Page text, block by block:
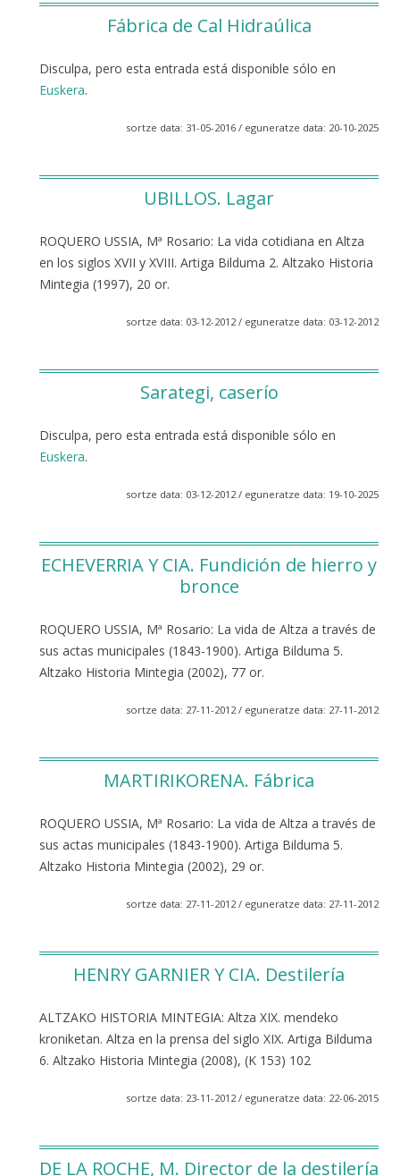
Fábrica de Cal Hidraúlica
Disculpa, pero esta entrada está disponible sólo en
Euskera.
sortze data: 31-05-2016 / eguneratze data: 20-10-2025
UBILLOS. Lagar
ROQUERO USSIA, Mª Rosario: La vida cotidiana en Altza
en los siglos XVII y XVIII. Artiga Bilduma 2. Altzako Historia
Mintegia (1997), 20 or.
sortze data: 03-12-2012 / eguneratze data: 03-12-2012
Sarategi, caserío
Disculpa, pero esta entrada está disponible sólo en
Euskera.
sortze data: 03-12-2012 / eguneratze data: 19-10-2025
ECHEVERRIA Y CIA. Fundición de hierro y
bronce
ROQUERO USSIA, Mª Rosario: La vida de Altza a través de
sus actas municipales (1843-1900). Artiga Bilduma 5.
Altzako Historia Mintegia (2002), 77 or.
sortze data: 27-11-2012 / eguneratze data: 27-11-2012
MARTIRIKORENA. Fábrica
ROQUERO USSIA, Mª Rosario: La vida de Altza a través de
sus actas municipales (1843-1900). Artiga Bilduma 5.
Altzako Historia Mintegia (2002), 29 or.
sortze data: 27-11-2012 / eguneratze data: 27-11-2012
HENRY GARNIER Y CIA. Destilería
ALTZAKO HISTORIA MINTEGIA: Altza XIX. mendeko
kroniketan. Altza en la prensa del siglo XIX. Artiga Bilduma
6. Altzako Historia Mintegia (2008), (K 153) 102
sortze data: 23-11-2012 / eguneratze data: 22-06-2015
DE LA ROCHE, M. Director de la destilería